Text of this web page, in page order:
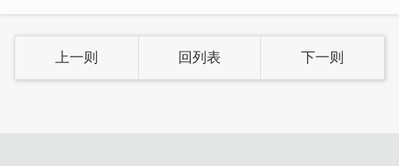
「一来顺高梁面线」
以传统手工制面技术，引用金门纯净水
质，配合在地独特天候，经由风、阳光自然曝晒干燥而成，
上一则 回列表 下一则